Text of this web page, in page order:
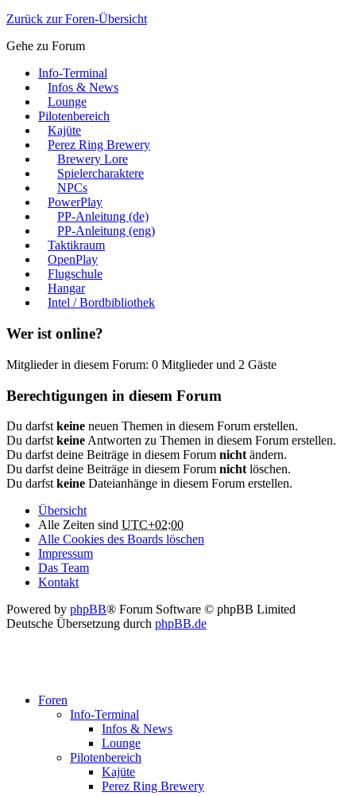
Zurück zur Foren-Übersicht
Gehe zu Forum
Info-Terminal
Infos & News
Lounge
Pilotenbereich
Kajüte
Perez Ring Brewery
Brewery Lore
Spielercharaktere
NPCs
PowerPlay
PP-Anleitung (de)
PP-Anleitung (eng)
Taktikraum
OpenPlay
Flugschule
Hangar
Intel / Bordbibliothek
Wer ist online?
Mitglieder in diesem Forum: 0 Mitglieder und 2 Gäste
Berechtigungen in diesem Forum
Du darfst keine neuen Themen in diesem Forum erstellen.
Du darfst keine Antworten zu Themen in diesem Forum erstellen.
Du darfst deine Beiträge in diesem Forum nicht ändern.
Du darfst deine Beiträge in diesem Forum nicht löschen.
Du darfst keine Dateianhänge in diesem Forum erstellen.
Übersicht
Alle Zeiten sind UTC+02:00
Alle Cookies des Boards löschen
Impressum
Das Team
Kontakt
Powered by phpBB® Forum Software © phpBB Limited
Deutsche Übersetzung durch phpBB.de
Foren
Info-Terminal
Infos & News
Lounge
Pilotenbereich
Kajüte
Perez Ring Brewery